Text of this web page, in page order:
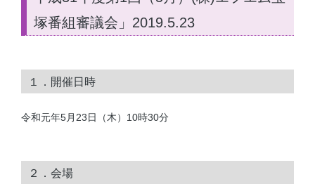
塚番組審議会」2019.5.23
１．開催日時
令和元年5月23日（木）10時30分
２．会場